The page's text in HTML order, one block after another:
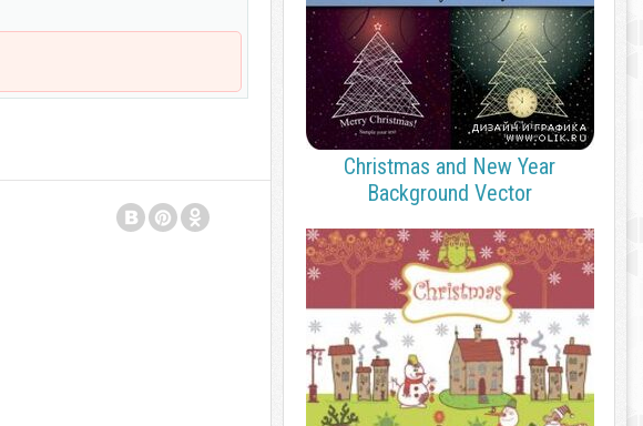
Christmas and New Year
Background Vector